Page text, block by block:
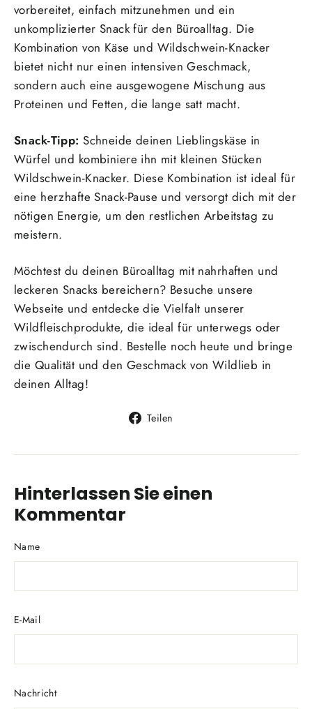
vorbereitet, einfach mitzunehmen und ein
unkomplizierter Snack für den Büroalltag. Die
Kombination von Käse und Wildschwein-Knacker
bietet nicht nur einen intensiven Geschmack,
sondern auch eine ausgewogene Mischung aus
Proteinen und Fetten, die lange satt macht.
Snack-Tipp: Schneide deinen Lieblingskäse in
Würfel und kombiniere ihn mit kleinen Stücken
Wildschwein-Knacker. Diese Kombination ist ideal für
eine herzhafte Snack-Pause und versorgt dich mit der
nötigen Energie, um den restlichen Arbeitstag zu
meistern.
Möchtest du deinen Büroalltag mit nahrhaften und
leckeren Snacks bereichern? Besuche unsere
Webseite und entdecke die Vielfalt unserer
Wildfleischprodukte, die ideal für unterwegs oder
zwischendurch sind. Bestelle noch heute und bringe
die Qualität und den Geschmack von Wildlieb in
deinen Alltag!
Teilen
teilen
Hinterlassen Sie einen
Kommentar
Name
E-Mail
Nachricht